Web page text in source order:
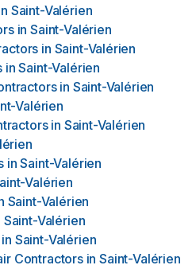
Saint-Valérien
in Saint-Valérien
in Saint-Valérien
in Saint-Valérien
in Saint-Valérien
Valérien
in Saint-Valérien
in Saint-Valérien
Valérien
Saint-Valérien
Saint-Valérien
in Saint-Valérien
Contractors in Saint-Valérien